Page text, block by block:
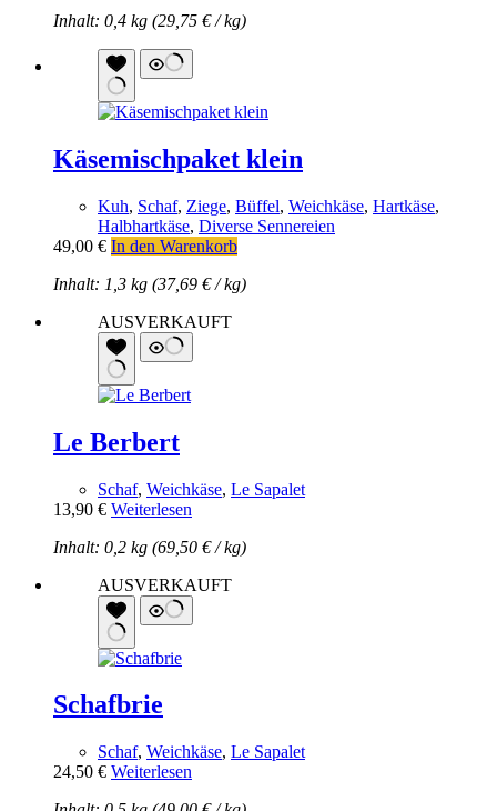
Inhalt: 0,4 kg (29,75 €/kg)
Käsemischpaket klein
Kuh, Schaf, Ziege, Büffel, Weichkäse, Hartkäse,
Halbhartkäse, Diverse Sennereien
49,00 € In den Warenkorb
Inhalt: 1,3 kg (37,69 €/kg)
AUSVERKAUFT
Le Berbert
Schaf, Weichkäse, Le Sapalet
13,90 € Weiterlesen
Inhalt: 0,2 kg (69,50 €/kg)
AUSVERKAUFT
Schafbrie
Schaf, Weichkäse, Le Sapalet
24,50 € Weiterlesen